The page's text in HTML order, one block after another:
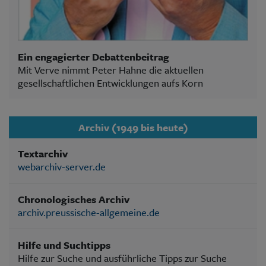
Ein engagierter Debattenbeitrag
Mit Verve nimmt Peter Hahne die aktuellen
gesellschaftlichen Entwicklungen aufs Korn
Archiv (1949 bis heute)
Textarchiv
webarchiv-server.de
Chronologisches Archiv
archiv.preussische-allgemeine.de
Hilfe und Suchtipps
Hilfe zur Suche und ausführliche Tipps zur Suche